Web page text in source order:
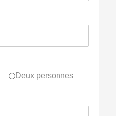
Deux personnes